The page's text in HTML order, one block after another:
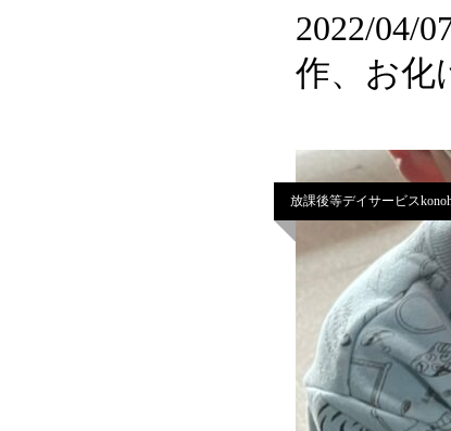
2022/04/
作、お化
放課後等デイサービス